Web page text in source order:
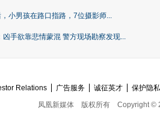
小男孩在路口指路，7位摄影师...
手欲靠悲情蒙混 警方现场勘察发现...
Relations 广告服务 诚征英才
保护隐
凤凰新媒体
版权所有 Copyright ©